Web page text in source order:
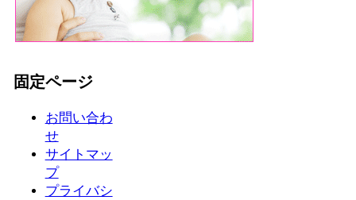
固定ページ
お問い合わ
せ
サイトマッ
プ
プライバシ